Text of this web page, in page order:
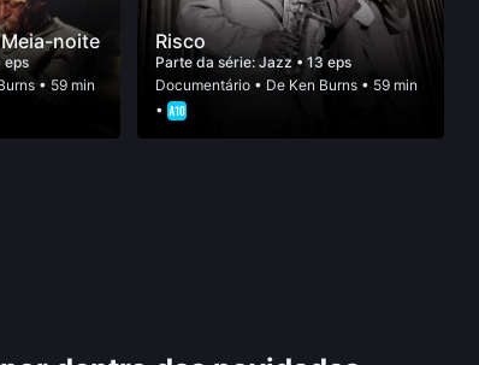
Meia-noite
eps
• 59 min
Risco
Parte da série:Jazz • 13 eps
Documentário • De Ken Burns • 59 min
•